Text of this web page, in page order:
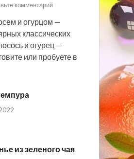
комментарий
и огурцом —
классических
и огурец —
или пробуете в
из зеленого чая